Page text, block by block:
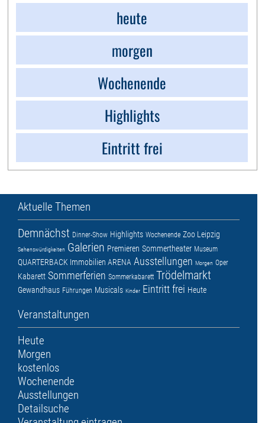
heute
morgen
Wochenende
Highlights
Eintritt frei
Aktuelle Themen
Demnächst Dinner-Show Highlights Wochenende Zoo Leipzig
Sehenswürdigkeiten Galerien Premieren Sommertheater Museum
QUARTERBACK Immobilien ARENA Ausstellungen Morgen Oper
Kabarett Sommerferien Sommerkabarett Trödelmarkt
Gewandhaus Führungen Musicals Kinder Eintritt frei Heute
Veranstaltungen
Heute
Morgen
kostenlos
Wochenende
Ausstellungen
Detailsuche